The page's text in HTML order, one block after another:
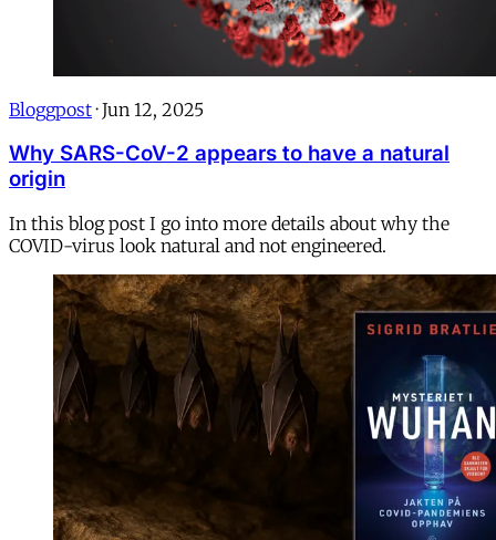
Bloggpost · Jun 12, 2025
Why SARS-CoV-2 appears to have a natural
origin
In this blog post I go into more details about why the
COVID-virus look natural and not engineered.